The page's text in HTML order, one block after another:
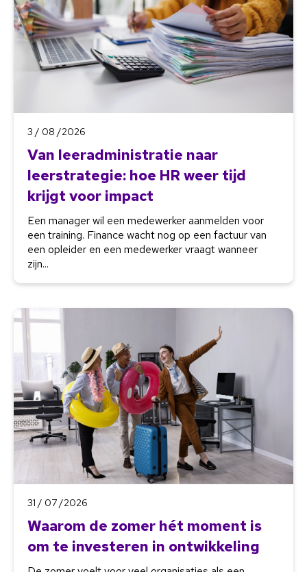
3 / 08 /2026
Van leeradministratie naar
leerstrategie: hoe HR weer tijd
krijgt voor impact
Een manager wil een medewerker aanmelden voor
een training. Finance wacht nog op een factuur van
een opleider en een medewerker vraagt wanneer
zijn...
31 / 07 /2026
Waarom de zomer hét moment is
om te investeren in ontwikkeling